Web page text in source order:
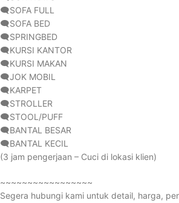
🗨️SOFA FULL
🗨️SOFA BED
🗨️SPRINGBED
🗨️KURSI KANTOR
🗨️KURSI MAKAN
🗨️JOK MOBIL
🗨️KARPET
🗨️STROLLER
🗨️STOOL/PUFF
🗨️BANTAL BESAR
🗨️BANTAL KECIL
(3 jam pengerjaan – Cuci di lokasi klien)
~~~~~~~~~~~~~~~~~
Segera hubungi kami untuk detail, harga,